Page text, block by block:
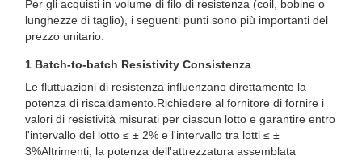
Per gli acquisti in volume di filo di resistenza (coil, bobine o
lunghezze di taglio), i seguenti punti sono più importanti del
prezzo unitario.
1️ Batch-to-batch Resistivity Consistenza
Le fluttuazioni di resistenza influenzano direttamente la
potenza di riscaldamento.Richiedere al fornitore di fornire i
valori di resistività misurati per ciascun lotto e garantire entro
l'intervallo del lotto ≤ ± 2% e l'intervallo tra lotti ≤ ±
3%Altrimenti, la potenza dell'attrezzatura assemblata